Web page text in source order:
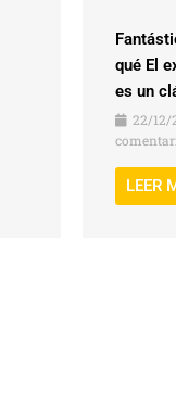
qué El
es un
22/12/
LEER